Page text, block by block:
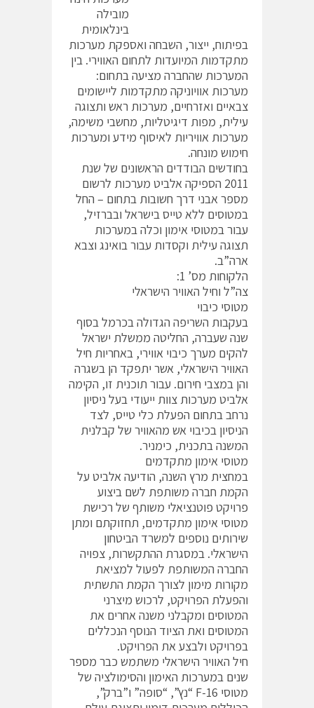
מובילה
בינלאומית
בפיתוח, ייצור, השבחה ואספקת מערכות
מתקדמות המיועדות לתחום האווירי. בין
המערכות שהחברה מציעה בתחום:
מערכות אוויוניקה מתקדמות ליישומים
צבאיים ואזרחיים, מערכות ראש ותצוגה
עילית, מפות דיגיטליות, מחשבי משימה,
מערכות אוויריות לאיסוף מידע ומערכות
חימוש מונחה.
בחודשים הבודדים הראשונים של שנת
2011 הספיקה אלביט מערכות לרשום
מספר אבני דרך חשובות בתחום – החל
במטוסים ללא טייס בישראל ובברזיל,
עבור במטוסי אימון וכלה במערכות
תצוגה עילית וקסדות עבור בואינג וצבא
ארה”ב.
הלקוחות מס’ 1:
צה”ל וחיל האוויר הישראלי
מטוסי כיבוי
בעקבות השריפה הגדולה בכרמל בסוף
שנה שעברה, החליטה ממשלת ישראל
להקים מערך כיבוי אווירי, באחריות חיל
האוויר הישראלי, אשר יתפקד הן בשגרה
והן במצבי חירום. עבור תוכנית זו, הקימה
אלביט מערכות צוות ייעודי בעל ניסיון
נרחב בתחום הפעלת כלי טייס, לצד
הניסיון בכיבוי אש מהאוויר של קבלנית
המשנה בתכנית, כימניר.
מטוסי אימון מתקדמים
במחצית מרץ השנה, הודיעה אלביט על
הקמת חברה משותפת לשם ביצוע
פרויקט פוטנציאלי משותף של רכישת
מטוסי אימון מתקדמים, תחזוקתם ומתן
שירותים נוספים למשרד הביטחון
הישראלי. במסגרת ההתקשרות, צפויה
החברה המשותפת לפעול למציאת
מקורות מימון לצורך הקמת התשתית
והפעלת הפרויקט, לרכוש מיצרני
המטוסים ומקבלני משנה אחרים את
המטוסים ואת הציוד הנוסף הנכללים
בפרויקט ולבצע את הפרויקט.
חיל האוויר הישראלי משתמש כבר מספר
שנים במערכות האימון והסימולציה של
מטוסי F-16 “נץ”, “סופה” ו”ברק”,